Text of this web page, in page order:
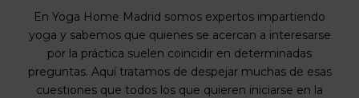
En Yoga Home Madrid somos expertos impartiendo
yoga y sabemos que quienes se acercan a interesarse
por la práctica suelen coincidir en determinadas
preguntas. Aquí tratamos de despejar muchas de esas
cuestiones que todos los que quieren iniciarse en la